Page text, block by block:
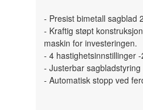
- Presist bimetall sagblad
- Kraftig støpt
maskin for investeringen.
- 4 hastighetsinnstillinger
- Justerbar sagbladstyring
- Automatisk stopp ved